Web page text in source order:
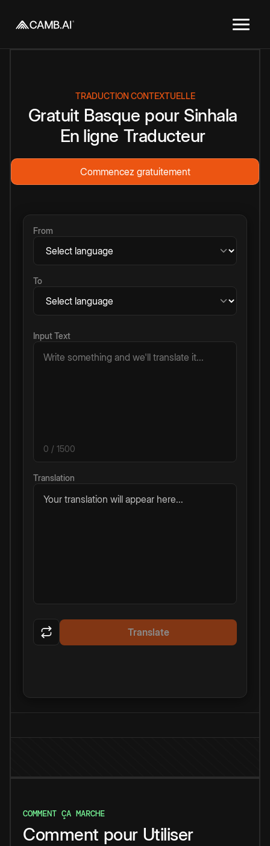
TRADUCTION CONTEXTUELLE
Gratuit Basque pour Sinhala
En ligne Traducteur
Commencez gratuitement
From
To
Input Text
0 / 1500
Translation
Your translation will appear here...
Translate
COMMENT ÇA MARCHE
Comment pour Utiliser